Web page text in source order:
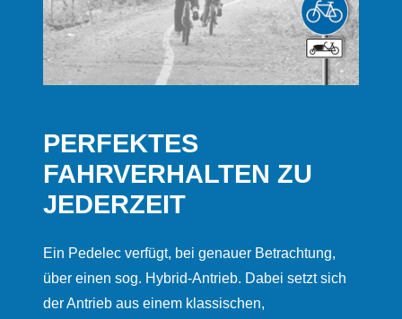
PERFEKTES
FAHRVERHALTEN ZU
JEDERZEIT
Ein Pedelec verfügt, bei genauer Betrachtung,
über einen sog. Hybrid-Antrieb. Dabei setzt sich
der Antrieb aus einem klassischen,